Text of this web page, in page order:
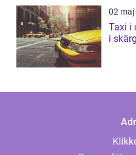
02
Taxi i
i